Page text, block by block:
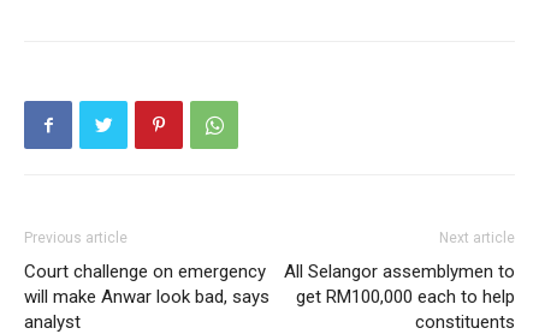
Previous article
Court challenge on emergency
will make Anwar look bad, says
analyst
Next article
All Selangor assemblymen to
get RM100,000 each to help
constituents